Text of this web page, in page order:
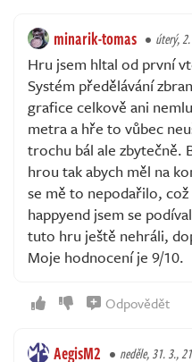
minarik-tomas úterý,
Hru jsem hltal od první
Systém předělávání
grafice celkově ani
metra a hře to vůbec
trochu bál ale zbytečně.
hrou tak abych měl na
se mě to nepodařilo,
happyend jsem se
tuto hru ještě nehráli,
Moje hodnocení je 9/10.
Odpovědět
AegisM2 neděle, 31. 3.,